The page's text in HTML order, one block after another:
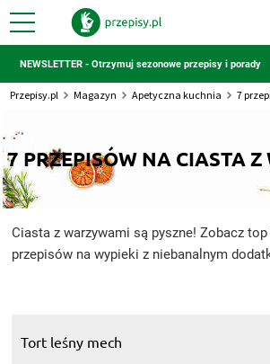
NEWSLETTER - Otrzymuj sezonowe przepisy i porady
Przepisy.pl Magazyn Apetyczna kuchnia 7
7 PRZEPISÓW NA CIASTA
Ciasta z warzywami są pyszne! Zobacz
przepisów na wypieki z niebanalnym
Tort leśny mech